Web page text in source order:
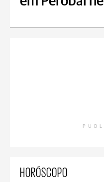
HORÓSCOPO